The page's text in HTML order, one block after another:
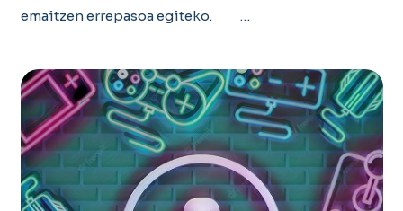
emaitzen errepasoa egiteko. …